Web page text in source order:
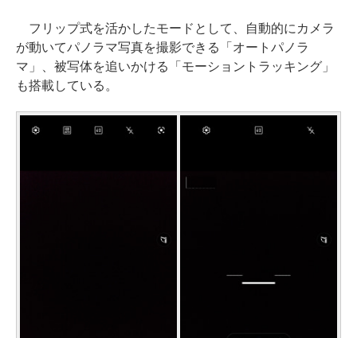
フリップ式を活かしたモードとして、自動的にカメラ
が動いてパノラマ写真を撮影できる「オートパノラ
マ」、被写体を追いかける「モーショントラッキング」
も搭載している。